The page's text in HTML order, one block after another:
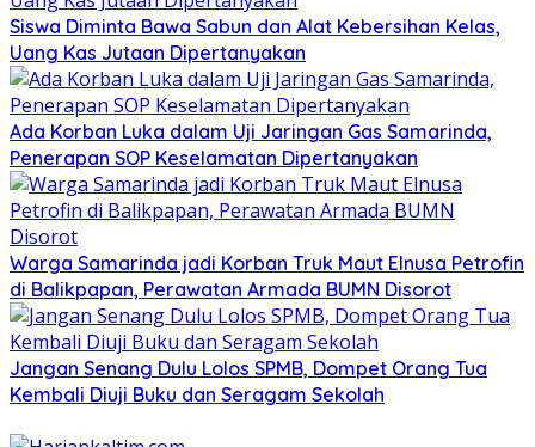
Siswa Diminta Bawa Sabun dan Alat Kebersihan Kelas,
Uang Kas Jutaan Dipertanyakan
Ada Korban Luka dalam Uji Jaringan Gas Samarinda,
Penerapan SOP Keselamatan Dipertanyakan
Warga Samarinda jadi Korban Truk Maut Elnusa Petrofin
di Balikpapan, Perawatan Armada BUMN Disorot
Jangan Senang Dulu Lolos SPMB, Dompet Orang Tua
Kembali Diuji Buku dan Seragam Sekolah